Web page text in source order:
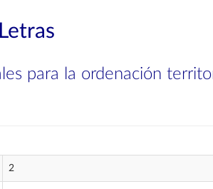
para la ordenación
2